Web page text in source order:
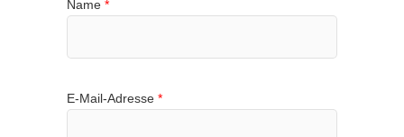
Name *
E-Mail-Adresse *